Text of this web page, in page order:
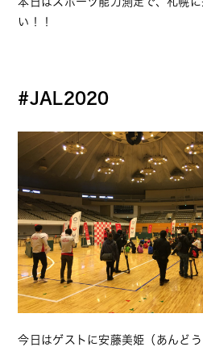
い！！
#JAL2020
今日はゲストに安藤美姫（あんど